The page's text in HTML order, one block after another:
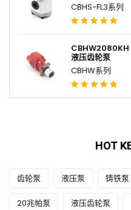
CBHS-FL3系列
液压齿轮泵
CBHW系列
HOT
齿轮泵 液压泵 铸铁泵
20兆帕泵 液压齿轮泵